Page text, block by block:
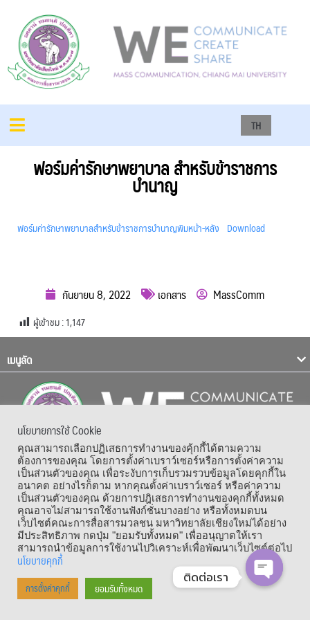
TH
ฟอร์มค่ารักษาพยาบาล สำหรับข้าราชการ
บำนาญ
ฟอร์มค่ารักษาพยาบาลสำหรับข้าราชการบำนาญพิมหน้า-หลัง Download
กันยายน 8, 2022 เอกสาร MassComm
ผู้เข้าชม :1,147
เมนูลัด
Copyright © 1964 – 2021 Faculty of Mass Communication, Chiang Mai
University. All Rights Reserved.
นโยบายการใช้ Cookie
คุณสามารถเลือกปฏิเสธการทำงานของคุ้กกี้ได้ตามความ
ต้องการของคุณ โดยการตั้งค่าเบราว์เซอร์หรือการตั้งค่าความ
เป็นส่วนตัวของคุณ เพื่อระงับการเก็บรวมรวบข้อมูลโดยคุกกี้ใน
อนาคต อย่างไรก็ตาม หากคุณตั้งค่าเบราว์เซอร์ หรือค่าความ
เป็นส่วนตัวของคุณ ด้วยการปฎิเสธการทำงานของคุกกี้ทั้งหมด
คุณอาจไม่สามารถใช้งานฟังก์ชั่นบางอย่าง หรือทั้งหมดบน
เว็บไซต์คณะการสื่อสารมวลชน มหาวิทยาลัยเชียงใหม่ได้อย่าง
มีประสิทธิภาพ กดปุ่ม "ยอมรับทั้งหมด" เพื่ออนุญาตให้เรา
สามารถนำข้อมูลการใช้งานไปวิเคราะห์เพื่อพัฒนาเว็บไซต์ต่อไป
นโยบายคุกกี้
การตั้งค่าคุกกี้ ยอมรับทั้งหมด
ติดต่อเรา
OPEN